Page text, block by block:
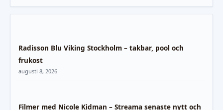
Radisson Blu Viking Stockholm – takbar, pool och
frukost
augusti 8, 2026
Filmer med Nicole Kidman – Streama senaste nytt och